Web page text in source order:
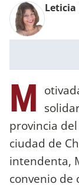
Leticia
M
provincia
ciudad de
intendenta,
convenio de